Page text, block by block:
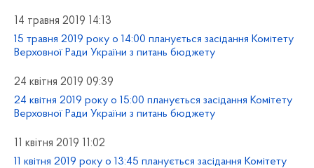
14 травня 2019 14:13
15 травня 2019 року о 14:00 планується засідання Комітету
Верховної Ради України з питань бюджету
24 квітня 2019 09:39
24 квітня 2019 року о 15:00 планується засідання Комітету
Верховної Ради України з питань бюджету
11 квітня 2019 11:02
11 квітня 2019 року о 13:45 планується засідання Комітету